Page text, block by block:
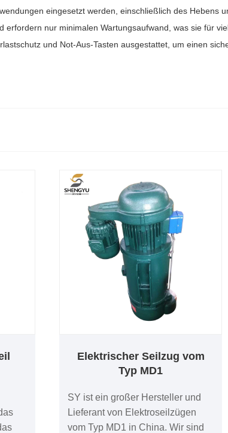
eingesetzt werden, einschließlich des Hebens
nur minimalen Wartungsaufwand, was sie für
und Not-Aus-Tasten ausgestattet, um einen
Elektrischer Seilzug vom
Typ MD1
SY ist ein großer Hersteller und
Lieferant von Elektroseilzügen
vom Typ MD1 in China. Wir sind